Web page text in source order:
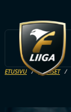
ETUSIVU UUTISET